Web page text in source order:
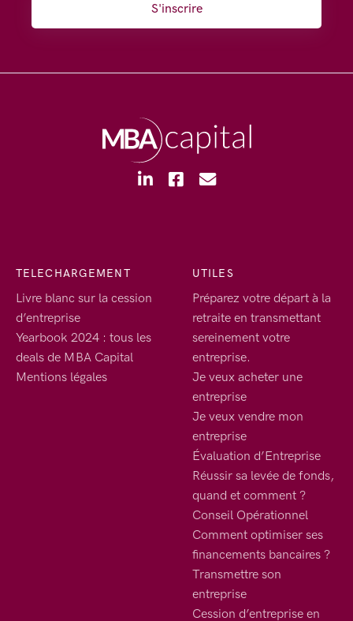
S'inscrire
TELECHARGEMENT
Livre blanc sur la cession
d’entreprise
Yearbook 2024 : tous les
deals de MBA Capital
Mentions légales
UTILES
Préparez votre départ à la
retraite en transmettant
sereinement votre
entreprise.
Je veux acheter une
entreprise
Je veux vendre mon
entreprise
Évaluation d’Entreprise
Réussir sa levée de fonds,
quand et comment ?
Conseil Opérationnel
Comment optimiser ses
financements bancaires ?
Transmettre son
entreprise
Cession d’entreprise en